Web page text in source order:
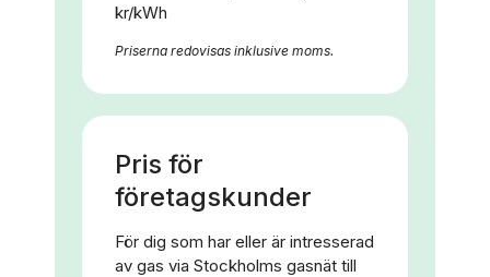
kr/kWh
Priserna redovisas inklusive moms.
Pris för
företagskunder
För dig som har eller är intresserad
av gas via Stockholms gasnät till